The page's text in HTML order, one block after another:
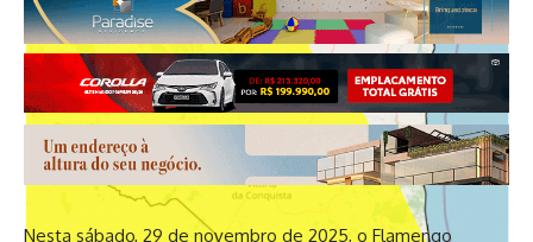
Nesta sábado, 29 de novembro de 2025, o Flamengo